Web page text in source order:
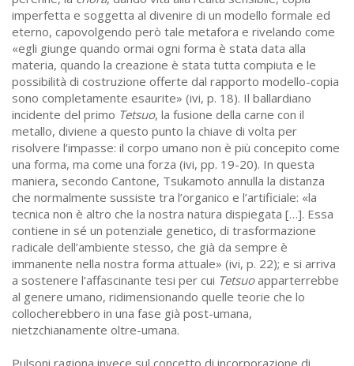
imperfetta e soggetta al divenire di un modello formale ed
eterno, capovolgendo però tale metafora e rivelando come
«egli giunge quando ormai ogni forma è stata data alla
materia, quando la creazione è stata tutta compiuta e le
possibilità di costruzione offerte dal rapporto modello-copia
sono completamente esaurite» (ivi, p. 18). Il ballardiano
incidente del primo Tetsuo, la fusione della carne con il
metallo, diviene a questo punto la chiave di volta per
risolvere l’impasse: il corpo umano non è più concepito come
una forma, ma come una forza (ivi, pp. 19-20). In questa
maniera, secondo Cantone, Tsukamoto annulla la distanza
che normalmente sussiste tra l’organico e l’artificiale: «la
tecnica non è altro che la nostra natura dispiegata […]. Essa
contiene in sé un potenziale genetico, di trasformazione
radicale dell’ambiente stesso, che già da sempre è
immanente nella nostra forma attuale» (ivi, p. 22); e si arriva
a sostenere l’affascinante tesi per cui Tetsuoapparterrebbe
al genere umano, ridimensionando quelle teorie che lo
collocherebbero in una fase già post-umana,
nietzchianamente oltre-umana.